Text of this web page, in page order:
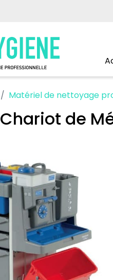
Matériel de nettoyage
Chariot de